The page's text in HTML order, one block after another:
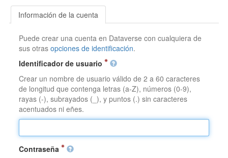
Información de la cuenta
Puede crear una cuenta en Dataverse con cualquiera de
sus otrasopciones de identificación.
Identificador de usuario
Crear un nombre de usuario válido de 2 a 60 caracteres
de longitud que contenga letras (a-Z), números (0-9),
rayas (-), subrayados (_), y puntos (.) sin caracteres
acentuados ni eñes.
Contraseña